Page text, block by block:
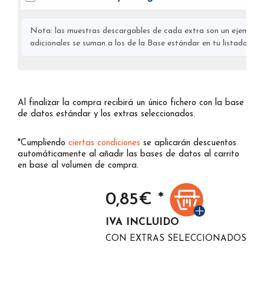
Nota: las muestras descargables de cada extra son un
adicionales se suman a los de la Base estándar en tu listado
Al finalizar la compra recibirá un único fichero con la base
de datos estándar y los extras seleccionados.
*Cumpliendo ciertas condiciones se aplicarán descuentos
automáticamente al añadir las bases de datos al carrito
en base al volumen de compra.
0,85€ *
IVA INCLUIDO
CON EXTRAS SELECCIONADOS